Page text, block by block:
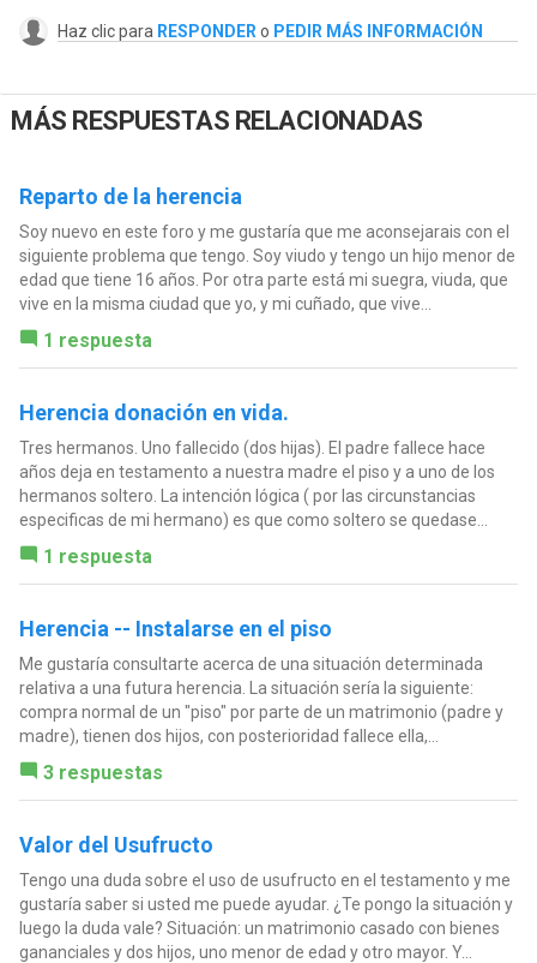
Haz clic para RESPONDER o PEDIR MÁS INFORMACIÓN
MÁS RESPUESTAS RELACIONADAS
Reparto de la herencia
Soy nuevo en este foro y me gustaría que me aconsejarais con el
siguiente problema que tengo. Soy viudo y tengo un hijo menor de
edad que tiene 16 años. Por otra parte está mi suegra, viuda, que
vive en la misma ciudad que yo, y mi cuñado, que vive...
1 respuesta
Herencia donación en vida.
Tres hermanos. Uno fallecido (dos hijas). El padre fallece hace
años deja en testamento a nuestra madre el piso y a uno de los
hermanos soltero. La intención lógica ( por las circunstancias
especificas de mi hermano) es que como soltero se quedase...
1 respuesta
Herencia -- Instalarse en el piso
Me gustaría consultarte acerca de una situación determinada
relativa a una futura herencia. La situación sería la siguiente:
compra normal de un "piso" por parte de un matrimonio (padre y
madre), tienen dos hijos, con posterioridad fallece ella,...
3 respuestas
Valor del Usufructo
Tengo una duda sobre el uso de usufructo en el testamento y me
gustaría saber si usted me puede ayudar. ¿Te pongo la situación y
luego la duda vale? Situación: un matrimonio casado con bienes
gananciales y dos hijos, uno menor de edad y otro mayor. Y...